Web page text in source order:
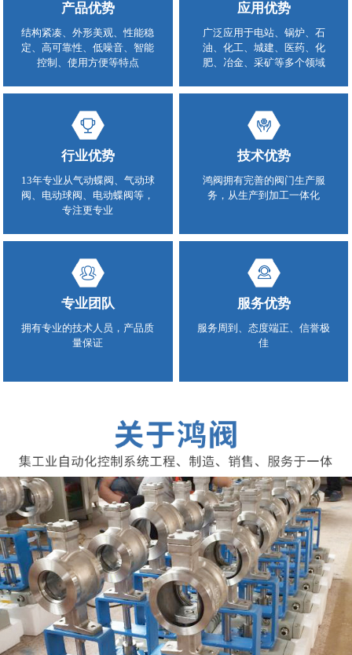
产品优势
结构紧凑、外形美观、性能稳
定、高可靠性、低噪音、智能
控制、使用方便等特点
应用优势
广泛应用于电站、锅炉、石
油、化工、城建、医药、化
肥、冶金、采矿等多个领域
行业优势
13年专业从气动蝶阀、气动球
阀、电动球阀、电动蝶阀等，
专注更专业
技术优势
鸿阀拥有完善的阀门生产服
务，从生产到加工一体化
专业团队
拥有专业的技术人员，产品质
量保证
服务优势
服务周到、态度端正、信誉极
佳